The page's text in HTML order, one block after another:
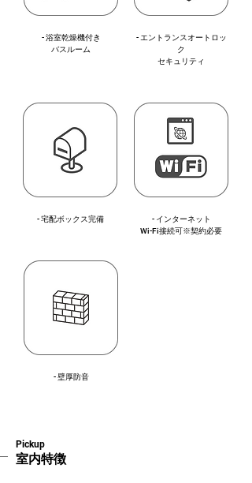
- 浴室乾燥機付き
バスルーム
- エントランスオートロッ
ク
セキュリティ
- 宅配ボックス完備
- インターネット
Wi-Fi接続可※契約必要
- 壁厚防音
Pickup
室内特徴